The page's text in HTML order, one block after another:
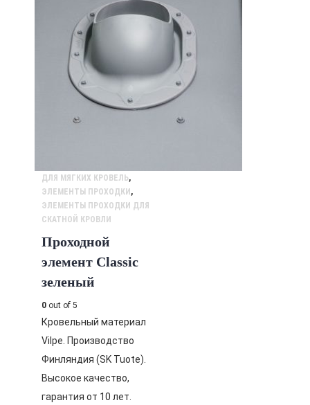
ДЛЯ МЯГКИХ КРОВЕЛЬ,
ЭЛЕМЕНТЫ ПРОХОДКИ ,
ЭЛЕМЕНТЫ ПРОХОДКИ ДЛЯ
СКАТНОЙ КРОВЛИ
Проходной
элемент Classic
зеленый
0 out of 5
Кровельный материал
Vilpe. Производство
Финляндия (SK Tuote).
Высокое качество,
гарантия от 10 лет.